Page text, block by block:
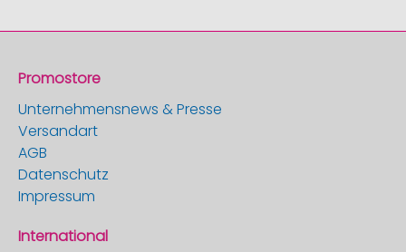
Promostore
Unternehmensnews & Presse
Versandart
AGB
Datenschutz
Impressum
International